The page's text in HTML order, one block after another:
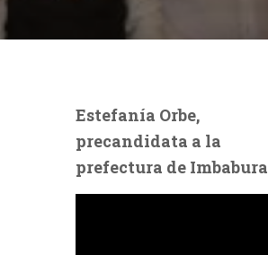
Estefanía Orbe,
precandidata a la
prefectura de Imbabura